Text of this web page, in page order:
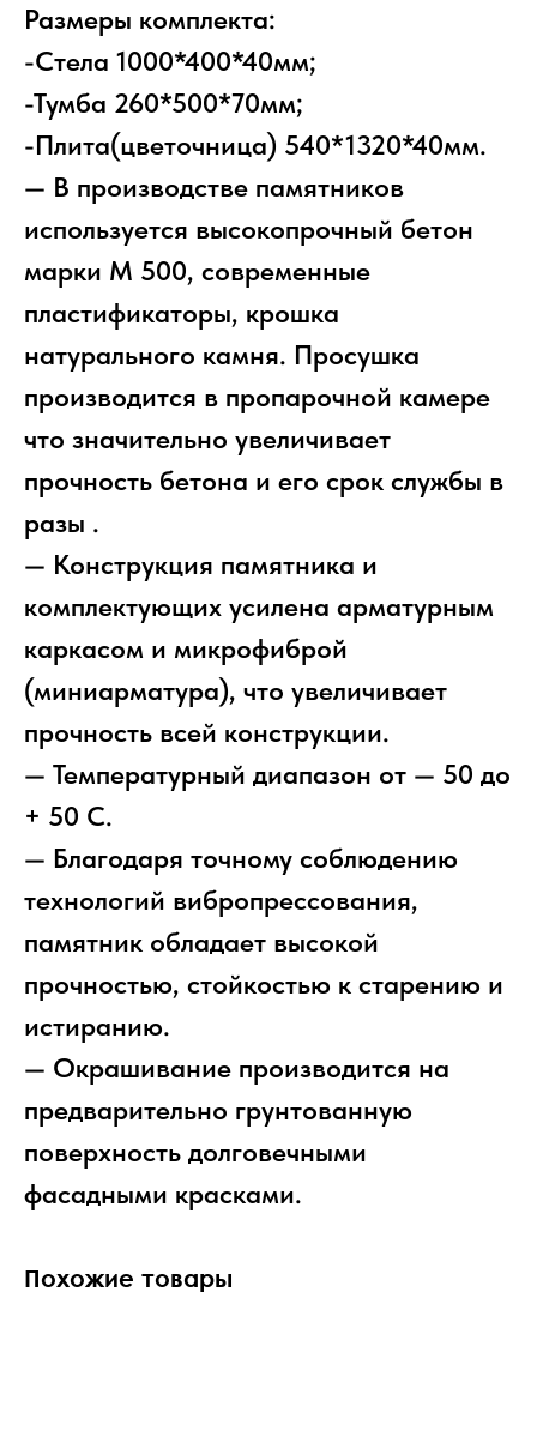
Размеры комплекта:
-Стела 1000*400*40мм;
-Тумба 260*500*70мм;
-Плита(цветочница) 540*1320*40мм.
— В производстве памятников
используется высокопрочный бетон
марки М 500, современные
пластификаторы, крошка
натурального камня. Просушка
производится в пропарочной камере
что значительно увеличивает
прочность бетона и его срок службы в
разы .
— Конструкция памятника и
комплектующих усилена арматурным
каркасом и микрофиброй
(миниарматура), что увеличивает
прочность всей конструкции.
— Температурный диапазон от — 50 до
+ 50 С.
— Благодаря точному соблюдению
технологий вибропрессования,
памятник обладает высокой
прочностью, стойкостью к старению и
истиранию.
— Окрашивание производится на
предварительно грунтованную
поверхность долговечными
фасадными красками.
Похожие товары